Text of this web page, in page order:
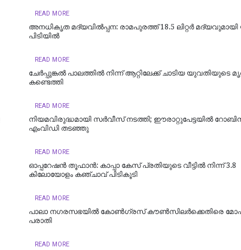
READ MORE
അനധികൃത മദ്യവിൽപ്പന: രാമപുരത്ത് 18.5 ലിറ്റർ
പിടിയിൽ
READ MORE
ചേർപ്പുങ്കൽ പാലത്തിൽ നിന്ന് ആറ്റിലേക്ക് ചാടിയ യുവതിയുടെ
കണ്ടെത്തി
READ MORE
നിയമവിരുദ്ധമായി സര്‍വീസ് നടത്തി; ഈരാറ്റുപേട്ടയില്‍
എംവിഡി തടഞ്ഞു
READ MORE
ഓപ്പറേഷൻ തൂഫാൻ: കാപ്പാ കേസ് പ്രതിയുടെ വീട്ടിൽ നിന്ന് 3.8
കിലോയോളം കഞ്ചാവ് പിടികൂടി
READ MORE
പാലാ നഗരസഭയിൽ കോൺഗ്രസ് കൗൺസിലർക്കെതിരെ
പരാതി
READ MORE